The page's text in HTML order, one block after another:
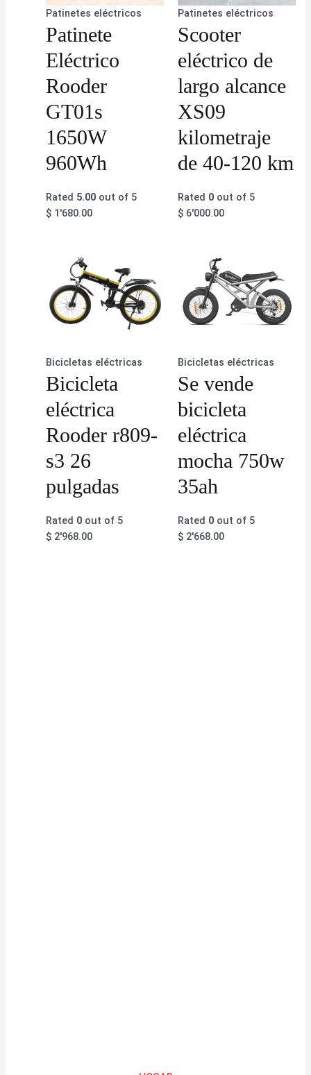
Patinetes eléctricos
Patinete
Eléctrico
Rooder
GT01s
1650W
960Wh
Rated 5.00 out of 5
$ 1'680.00
Patinetes eléctricos
Scooter
eléctrico de
largo alcance
XS09
kilometraje
de 40-120 km
Rated 0out of 5
$6'000.00
Bicicletas eléctricas
Bicicleta
eléctrica
Rooder r809-
s3 26
pulgadas
Rated 0 out of 5
$ 2'968.00
Bicicletas eléctricas
Se vende
bicicleta
eléctrica
mocha 750w
35ah
Rated 0out of 5
$2'668.00